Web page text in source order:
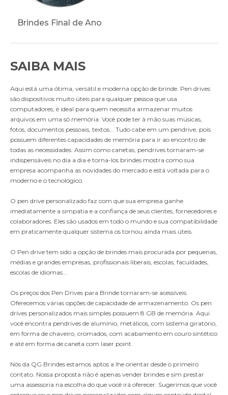
Brindes Final de Ano
SAIBA MAIS
Aqui está uma ótima, versátil e moderna opção de brinde. Pen drives
são dispositivos muito úteis para qualquer pessoa que usa
computadores; é ideal para quem necessita armazenar muitos
arquivos em uma só memória. Você pode ter à mão suas músicas,
fotos, documentos pessoais, textos... Tudo cabe em um pendrive, pois
possuem diferentes capacidades de memória para ir ao encontro de
todas as necessidades. Assim como canetas, pendrives tornaram-se
indispensáveis no dia a dia e torna-los brindes mostra como sua
empresa acompanha as novidades do mercado e está voltada para o
moderno e o tecnológico.
O pen drive personalizado faz com que sua empresa ganhe
imediatamente a simpatia e a confiança de seus clientes, fornecedores e
colaboradores. Eles são usados em todo o mundo e sua compatibilidade
em praticamente qualquer sistema os tornou ainda mais úteis.
O Pen drive tem sido a opção de brindes mais procurada por pequenas,
médias e grandes empresas, profissionais liberais, escolas, faculdades,
escolas de idiomas...
Os preços dos Pen Drives para Brinde tornaram-se acessíveis.
Oferecemos várias opções de capacidade de armazenamento. Os pen
drives personalizados mais simples possuem 8 GB de memória. Aqui
você encontra pendrives de alumínio, metálicos, com sistema giratório,
em forma de chaveiro, cromados, com acabamento em couro sintético
e até em forma de caneta com laser point.
Nós da QG Brindes estamos aptos a lhe orientar desde o primeiro
contato. Nossa proposta não é apenas vender brindes e sim prestar
uma assessoria na escolha do que você irá oferecer. Sugerimos que você